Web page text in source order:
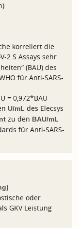
korreliert die
2 S Assays sehr
(BAU) des
für Anti-SARS-
= 0,972*BAU
U/mL des Elecsys
zu den BAU/mL
für Anti-SARS-
oder
GKV Leistung